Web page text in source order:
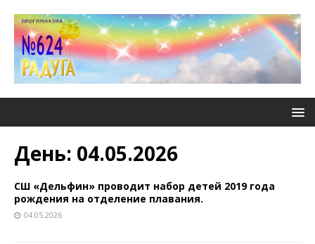
День: 04.05.2026
СШ «Дельфин» проводит набор детей 2019 года
рождения на отделение плавания.
04.05.2026